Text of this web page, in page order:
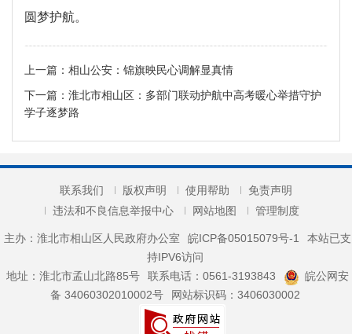
圆梦护航。
上一篇： 相山公安：锦旗映民心调解显真情
下一篇： 淮北市相山区：多部门联动护航中高考暖心举措守护
学子逐梦路
联系我们 版权声明 使用帮助
免责声明
违法和不良信息举报中心
网站地图 管理制度
主办：淮北市相山区人民政府办公室 皖ICP备05015079号-1
本站已支
持IPV6访问
地址：淮北市孟山北路85号
联系电话：0561-3193843
皖公网安
备 34060302010002号
网站标识码：3406030002